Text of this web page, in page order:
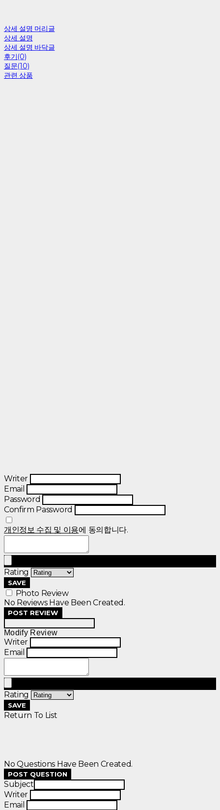
상세 설명 머리글
상세 설명
상세 설명 바닥글
후기(0)
질문(10)
관련 상품
Writer
Email
Password
Confirm Password
개인정보 수집 및 이용에 동의합니다.
Rating
SAVE
Photo Review
No Reviews Have Been Created.
POST REVIEW
Modify Review
Writer
Email
Rating
SAVE
Return To List
No Questions Have Been Created.
POST QUESTION
Subject
Writer
Email